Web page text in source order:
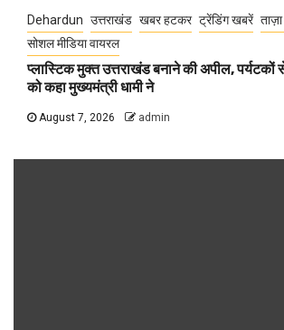
Dehardun उत्तराखंड खबर हटकर ट्रेंडिंग खबरें
सोशल मीडिया वायरल
प्लास्टिक मुक्त उत्तराखंड बनाने की अपील, पर्यटकों से
को कहा मुख्यमंत्री धामी ने
August 7, 2026 admin